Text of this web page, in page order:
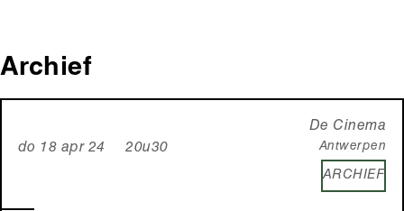
Archief
do 18 apr 24 20u30
De Cinema
Antwerpen
ARCHIEF